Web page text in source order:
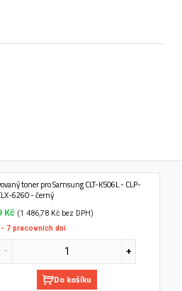
toner pro Samsung CLT-K506L - CLP-
6260 - černý
Kč (1 486,78 Kč bez DPH)
7 pracovních dní
Do košíku